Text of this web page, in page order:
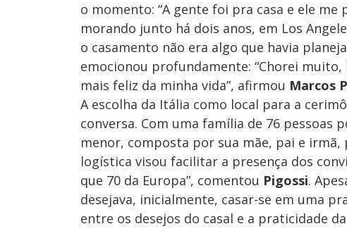
o momento: “A gente foi pra casa e ele me
morando junto há dois anos, em Los
o casamento não era algo que havia
emocionou profundamente: “Chorei
mais feliz da minha vida”, afirmou Marcos
A escolha da Itália como local para a
conversa. Com uma família de 76 pessoas
menor, composta por sua mãe, pai e
logística visou facilitar a presença dos
que 70 da Europa”, comentou Pigossi.
desejava, inicialmente, casar-se em uma
entre os desejos do casal e a praticidade